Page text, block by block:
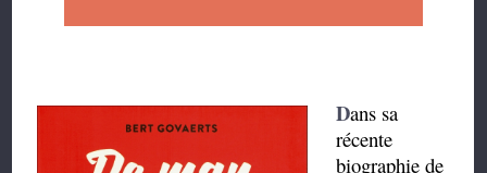
Dans sa
récente
biographie de